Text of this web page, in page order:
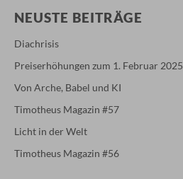
NEUSTE BEITRÄGE
Diachrisis
Preiserhöhungen zum 1. Februar 2025
Von Arche, Babel und KI
Timotheus Magazin #57
Licht in der Welt
Timotheus Magazin #56